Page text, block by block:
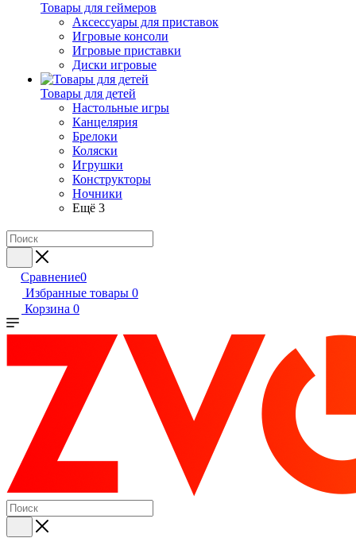
Товары для геймеров
Аксессуары для приставок
Игровые консоли
Игровые приставки
Диски игровые
Товары для детей
Настольные игры
Канцелярия
Брелоки
Коляски
Игрушки
Конструкторы
Ночники
Ещё 3
Сравнение0
Избранные товары 0
Корзина 0